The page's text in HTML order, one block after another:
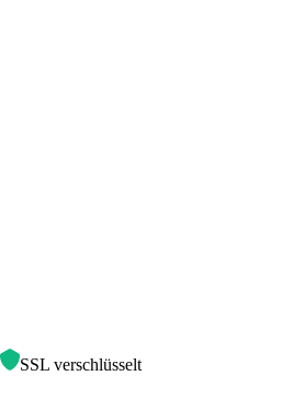
SSL verschlüsselt